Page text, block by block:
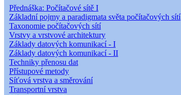
Přednáška: Počítačové sítě I
Základní pojmy a paradigmata světa počítačových sítí
Taxonomie počítačových sítí
Vrstvy a vrstvové architektury
Základy datových komunikací - I
Základy datových komunikací - II
Techniky přenosu dat
Přístupové metody
Síťová vrstva a směrování
Transportní vrstva